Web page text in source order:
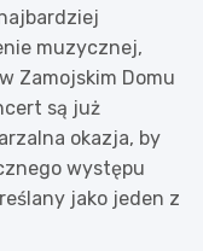
muzycznej,
Zamojskim Domu
są już
okazja, by
występu
jako jeden z